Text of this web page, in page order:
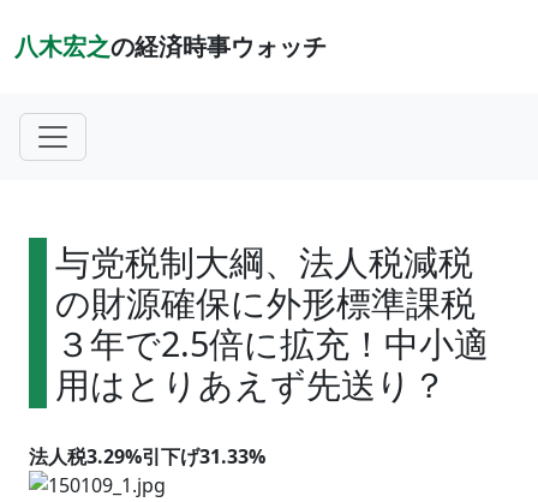
八木宏之の経済時事ウォッチ
与党税制大綱、法人税減税
の財源確保に外形標準課税
３年で2.5倍に拡充！中小適
用はとりあえず先送り？
法人税3.29%引下げ31.33%